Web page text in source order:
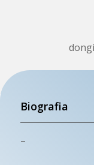
Biografia
–